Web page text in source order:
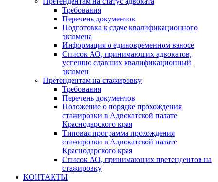
Требования
Перечень документов
Подготовка к сдаче квалификационного
экзамена
Информация о единовременном взносе
Список АО, принимающих адвокатов,
успешно сдавших квалификационный
экзамен
Претендентам на стажировку
Требования
Перечень документов
Положение о порядке прохождения
стажировки в Адвокатской палате
Краснодарского края
Типовая программа прохождения
стажировки в Адвокатской палате
Краснодарского края
Список АО, принимающих претендентов на
стажировку
КОНТАКТЫ